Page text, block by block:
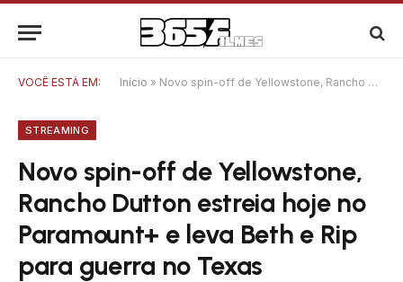
VOCÊ ESTÁ EM: Início » Novo spin-off de Yellowstone, Rancho Dutton estreia hoje no Paramount+ e leva Beth e Rip para guerra no Texas
STREAMING
Novo spin-off de Yellowstone,
Rancho Dutton estreia hoje no
Paramount+ e leva Beth e Rip
para guerra no Texas